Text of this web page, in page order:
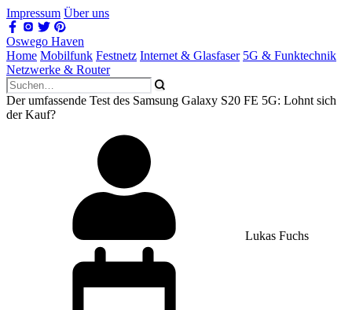
Impressum Über uns
Oswego Haven
Home Mobilfunk Festnetz Internet & Glasfaser 5G & Funktechnik
Netzwerke & Router
Der umfassende Test des Samsung Galaxy S20 FE 5G: Lohnt sich
der Kauf?
Lukas Fuchs